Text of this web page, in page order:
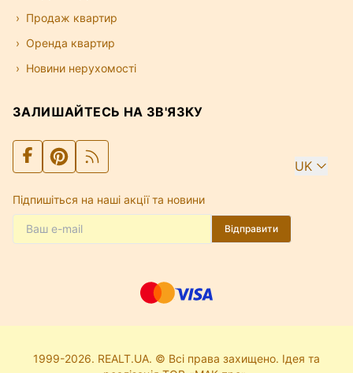
Продаж квартир
Оренда квартир
Новини нерухомості
ЗАЛИШАЙТЕСЬ НА ЗВ'ЯЗКУ
UK
Підпишіться на наші акції та новини
Відправити
1999-2026. REALT.UA. © Всі права захищено. Ідея та